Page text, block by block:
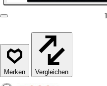
1
Vergleichen